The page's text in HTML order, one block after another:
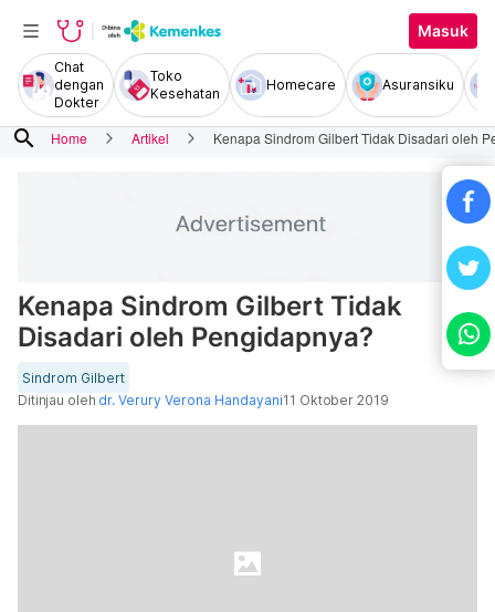
Masuk
Chat
dengan
Dokter
Toko
Kesehatan
Homecare Asuransiku
search Home Artikel Kenapa Sindrom Gilbert Tidak Disadari oleh
Kenapa Sindrom Gilbert Tidak
Disadari oleh Pengidapnya?
Sindrom Gilbert
Ditinjau oleh dr. Verury Verona Handayani11 Oktober 2019